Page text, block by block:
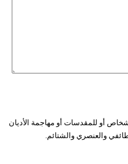
أو للمقدسات أو مهاجمة الأديان
والعنصري والشتائم.